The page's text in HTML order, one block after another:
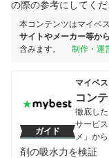
の際の参考にしてくだ
本コンテンツはマイベ
サイトやメーカー等か
含みます。
制作・運
ガイド
マイベス
コン
徹底し
サービ
メ」か
ストな